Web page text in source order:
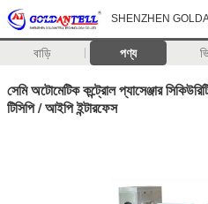
SHENZHEN
বাড়ি পণ্য
সেমি অটোমেটিক কন্ট্রোল প্যাসেঞ্জার
টিসিপি / আইপি ইন্টারফেস